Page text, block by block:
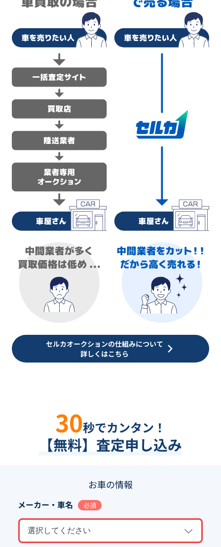
セルカオークションの仕組みについて
詳しくはこちら
30秒でカンタン！
【無料】査定申し込み
お車の情報
メーカー・車名 必須
選択してください